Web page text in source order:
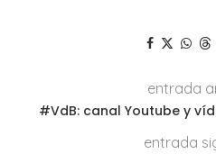
entrada
#VdB: canal Youtube y
entrada